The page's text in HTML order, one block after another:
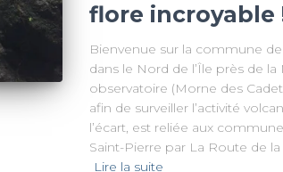
flore incroyable
Bienvenue sur la commune
dans le Nord de l’Île près de
observatoire (Morne des
afin de surveiller l’activité
l’écart, est reliée aux
Saint-Pierre par La Route de
Lire la suite